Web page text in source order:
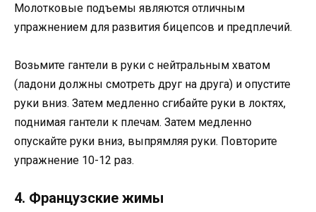
Молотковые подъемы являются отличным
упражнением для развития бицепсов и предплечий.
Возьмите гантели в руки с нейтральным хватом
(ладони должны смотреть друг на друга) и опустите
руки вниз. Затем медленно сгибайте руки в локтях,
поднимая гантели к плечам. Затем медленно
опускайте руки вниз, выпрямляя руки. Повторите
упражнение 10-12 раз.
4. Французские жимы